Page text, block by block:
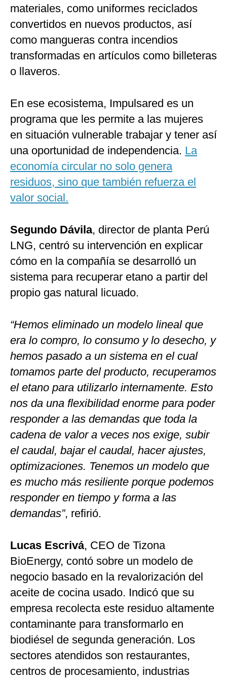
materiales, como uniformes reciclados
convertidos en nuevos productos, así
como mangueras contra incendios
transformadas en artículos como billeteras
o llaveros.
En ese ecosistema, Impulsared es un
programa que les permite a las mujeres
en situación vulnerable trabajar y tener así
una oportunidad de independencia. La
economía circular no solo genera
residuos, sino que también refuerza el
valor social.
Segundo Dávila, director de planta Perú
LNG, centró su intervención en explicar
cómo en la compañía se desarrolló un
sistema para recuperar etano a partir del
propio gas natural licuado.
“Hemos eliminado un modelo lineal que
era lo compro, lo consumo y lo desecho, y
hemos pasado a un sistema en el cual
tomamos parte del producto, recuperamos
el etano para utilizarlo internamente. Esto
nos da una flexibilidad enorme para poder
responder a las demandas que toda la
cadena de valor a veces nos exige, subir
el caudal, bajar el caudal, hacer ajustes,
optimizaciones. Tenemos un modelo que
es mucho más resiliente porque podemos
responder en tiempo y forma a las
demandas”, refirió.
Lucas Escrivá, CEO de Tizona
BioEnergy, contó sobre un modelo de
negocio basado en la revalorización del
aceite de cocina usado. Indicó que su
empresa recolecta este residuo altamente
contaminante para transformarlo en
biodiésel de segunda generación. Los
sectores atendidos son restaurantes,
centros de procesamiento, industrias